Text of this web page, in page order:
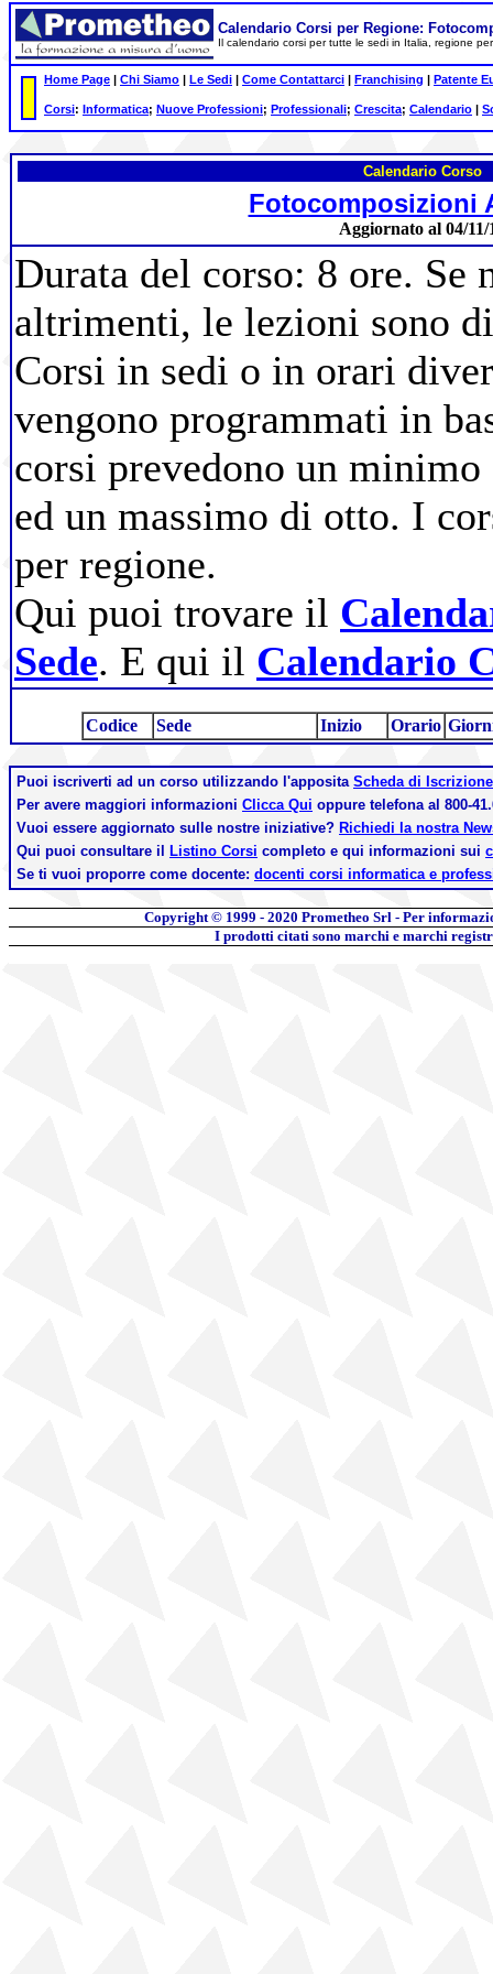
Calendario Corsi per Regione:
Il calendario corsi per tutte le sedi in Italia, regione
Home Page | Chi Siamo | Le Sedi | Come Contattarci | Franchising | Patente
Corsi: Informatica; Nuove Professioni; Professionali; Crescita; Calendario |
Calendario Corso
Fotocomposizioni
Aggiornato al 04/11/
Durata del corso: 8 ore. Se
altrimenti, le lezioni sono
Corsi in sedi o in orari
vengono programmati in
corsi prevedono un
ed un massimo di otto. I
per regione.
Qui puoi trovare il
Sede. E qui il Calendario
Codice Sede Inizio Orario
Puoi iscriverti ad un corso utilizzando l'apposita Scheda di Iscrizione
Per avere maggiori informazioni Clicca Qui oppure telefona al 800-
Vuoi essere aggiornato sulle nostre iniziative? Richiedi la nostra
Qui puoi consultare il
Listino Corsi completo e qui informazioni sui
Se ti vuoi proporre come docente: docenti corsi informatica e
Copyright © 1999 - 2020 Prometheo Srl - Per
I prodotti citati sono marchi e marchi